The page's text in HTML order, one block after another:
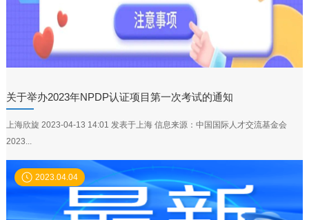
关于举办2023年NPDP认证项目第一次考试的通知
上海欣旋 2023-04-13 14:01 发表于上海 信息来源：中国国际人才交流基金会
2023...
2023.04.04